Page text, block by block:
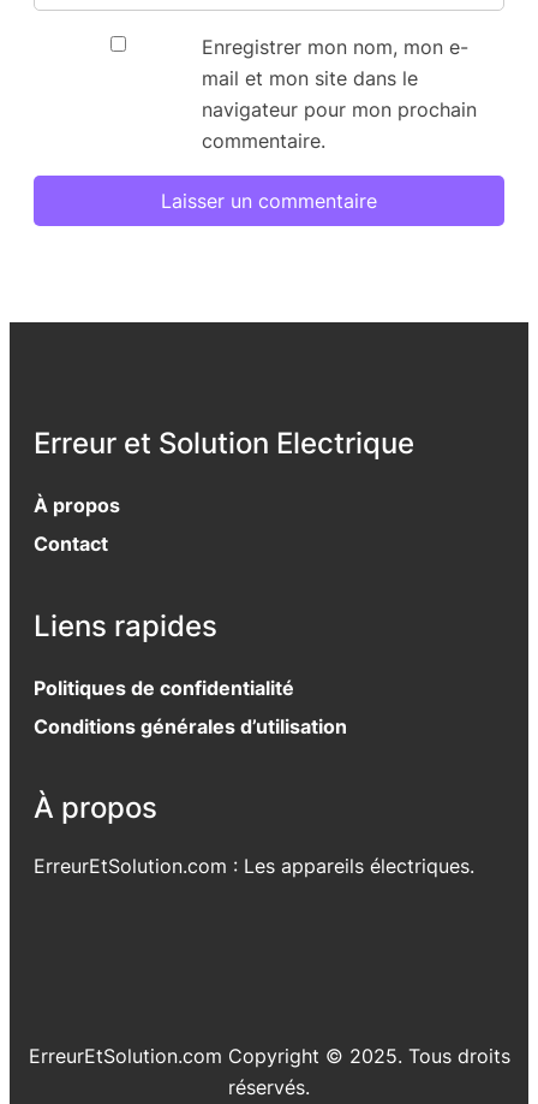
Enregistrer mon nom, mon e-
mail et mon site dans le
navigateur pour mon prochain
commentaire.
Erreur et Solution Electrique
À propos
Contact
Liens rapides
Politiques de confidentialité
Conditions générales d’utilisation
À propos
ErreurEtSolution.com : Les appareils électriques.
ErreurEtSolution.com Copyright © 2025. Tous droits
réservés.